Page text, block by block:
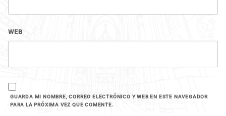
WEB
GUARDA MI NOMBRE, CORREO ELECTRÓNICO Y WEB EN ESTE NAVEGADOR
PARA LA PRÓXIMA VEZ QUE COMENTE.